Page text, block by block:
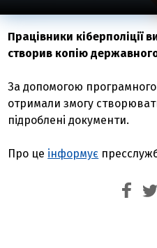
Працівники кіберполіції
створив копію
За допомогою
отримали змогу
підроблені документи.
Про це інформує